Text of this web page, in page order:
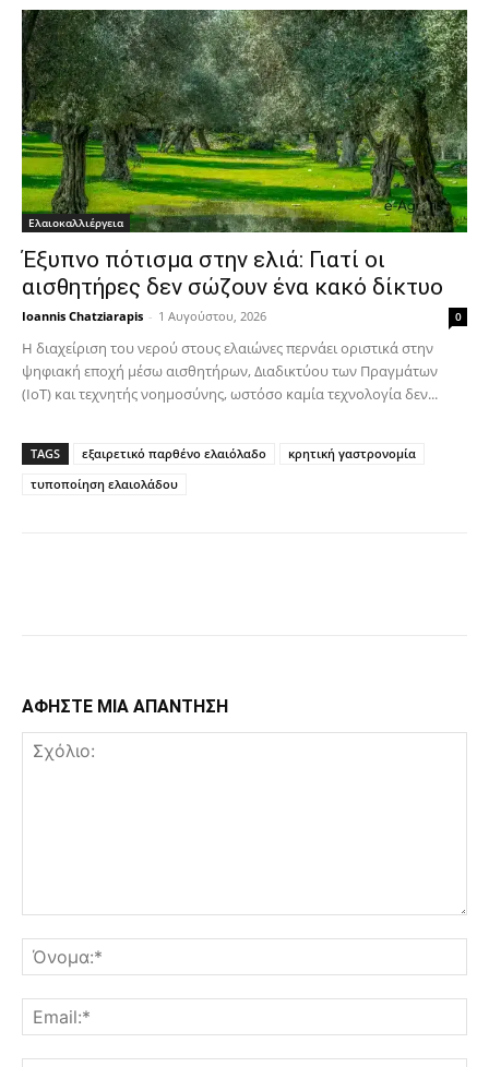
Ελαιοκαλλιέργεια
Έξυπνο πότισμα στην ελιά: Γιατί οι
αισθητήρες δεν σώζουν ένα κακό δίκτυο
Ioannis Chatziarapis - 1 Αυγούστου, 2026 0
Η διαχείριση του νερού στους ελαιώνες περνάει οριστικά στην
ψηφιακή εποχή μέσω αισθητήρων, Διαδικτύου των Πραγμάτων
(IoT) και τεχνητής νοημοσύνης, ωστόσο καμία τεχνολογία δεν...
TAGS εξαιρετικό παρθένο ελαιόλαδο
κρητική γαστρονομία
τυποποίηση ελαιολάδου
ΑΦΗΣΤΕ ΜΙΑ ΑΠΑΝΤΗΣΗ